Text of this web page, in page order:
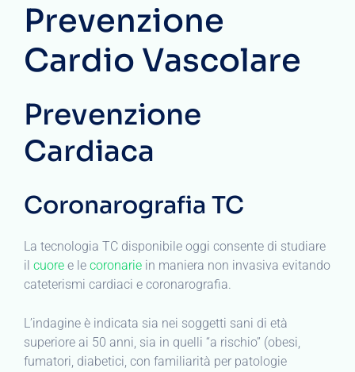
Prevenzione
Cardio Vascolare
Prevenzione
Cardiaca
Coronarografia TC
La tecnologia TC disponibile oggi consente di studiare
il cuore e le coronarie in maniera non invasiva evitando
cateterismi cardiaci e coronarografia.
L’indagine è indicata sia nei soggetti sani di età
superiore ai 50 anni, sia in quelli “a rischio” (obesi,
fumatori, diabetici, con familiarità per patologie